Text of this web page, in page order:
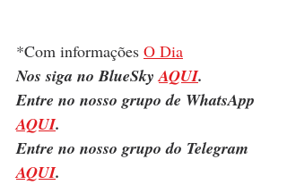
*Com informações O Dia
Nos siga no BlueSky AQUI.
Entre no nosso grupo de WhatsApp
AQUI.
Entre no nosso grupo do Telegram
AQUI.